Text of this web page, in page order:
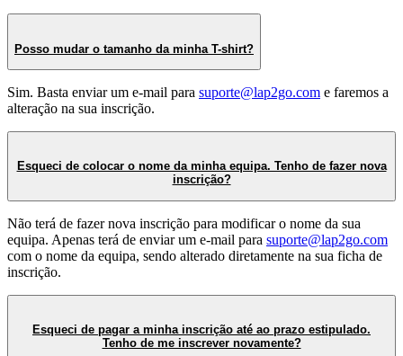
Posso mudar o tamanho da minha T-shirt?
Sim. Basta enviar um e-mail para suporte@lap2go.com e faremos a
alteração na sua inscrição.
Esqueci de colocar o nome da minha equipa. Tenho de fazer nova
inscrição?
Não terá de fazer nova inscrição para modificar o nome da sua
equipa. Apenas terá de enviar um e-mail para suporte@lap2go.com
com o nome da equipa, sendo alterado diretamente na sua ficha de
inscrição.
Esqueci de pagar a minha inscrição até ao prazo estipulado.
Tenho de me inscrever novamente?